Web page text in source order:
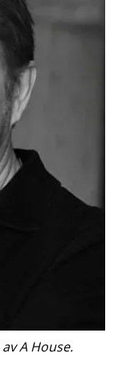
A House.